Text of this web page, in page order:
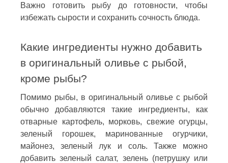
Важно готовить рыбу до готовности, чтобы
избежать сырости и сохранить сочность блюда.
Какие ингредиенты нужно добавить
в оригинальный оливье с рыбой,
кроме рыбы?
Помимо рыбы, в оригинальный оливье с рыбой
обычно добавляются такие ингредиенты, как
отварные картофель, морковь, свежие огурцы,
зеленый горошек, маринованные огурчики,
майонез, зеленый лук и соль. Также можно
добавить зеленый салат, зелень (петрушку или